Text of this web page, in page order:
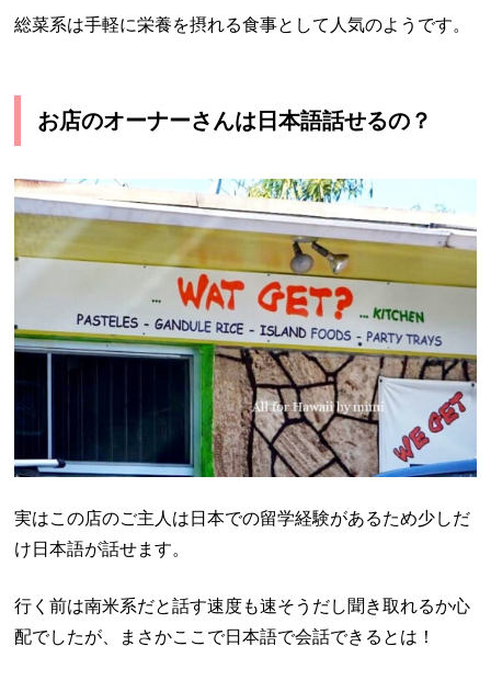
総菜系は手軽に栄養を摂れる食事として人気のようです。
お店のオーナーさんは日本語話せるの？
実はこの店のご主人は日本での留学経験があるため少しだ
け日本語が話せます。
行く前は南米系だと話す速度も速そうだし聞き取れるか心
配でしたが、まさかここで日本語で会話できるとは！